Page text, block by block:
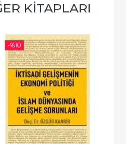
KITAPLARI
-%10